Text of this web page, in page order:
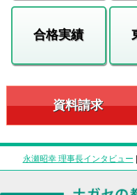
合格実績
資料請求
永瀬昭幸 理事長インタビュー